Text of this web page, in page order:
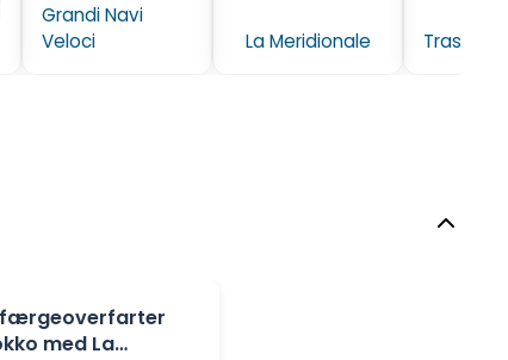
Grandi Navi
Veloci
La Meridionale
færgeoverfarter
med La